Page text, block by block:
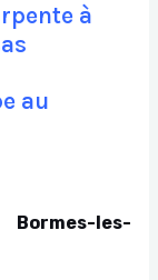
à
au
les-